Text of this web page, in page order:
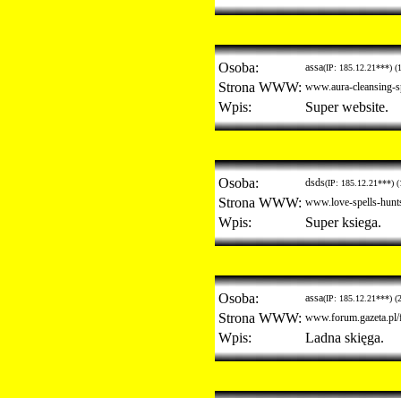
Osoba: assa(IP: 185.12.21***)
Strona WWW: www.aura-cleansing-
Wpis: Super website.
Osoba: dsds(IP: 185.12.21***)
Strona WWW: www.love-spells-
Wpis: Super ksiega.
Osoba: assa(IP: 185.12.21***)
Strona WWW:
Wpis: Ladna skięga.